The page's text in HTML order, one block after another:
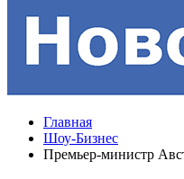
Главная
Шоу-Бизнес
Премьер-министр